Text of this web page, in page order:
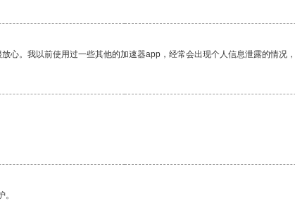
心。我以前使用过一些其他的加速器app，经常会出现个人信息泄露的情况，